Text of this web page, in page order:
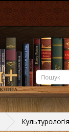
Культурологія